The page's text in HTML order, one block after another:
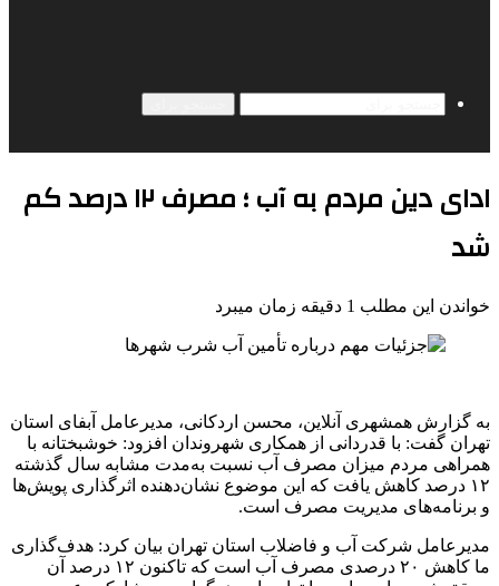
ادای دین مردم به آب ؛ مصرف ۱۲ درصد کم
شد
خواندن این مطلب 1 دقیقه زمان میبرد
به گزارش همشهری آنلاین، محسن اردکانی، مدیرعامل آبفای استان
تهران گفت: با قدردانی از همکاری شهروندان افزود: خوشبختانه با
همراهی مردم میزان مصرف آب نسبت به‌مدت مشابه سال گذشته
۱۲ درصد کاهش یافت که این موضوع نشان‌دهنده اثرگذاری پویش‌ها
و برنامه‌های مدیریت مصرف است.
مدیرعامل شرکت آب و فاضلاب استان تهران بیان کرد: هدف‌گذاری
ما کاهش ۲۰ درصدی مصرف آب است که تاکنون ۱۲ درصد آن